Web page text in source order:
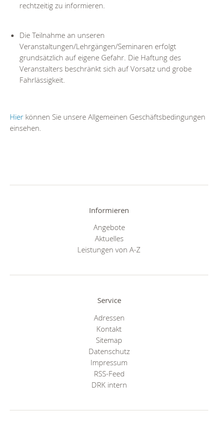
rechtzeitig zu informieren.
Die Teilnahme an unseren
Veranstaltungen/Lehrgängen/Seminaren erfolgt
grundsätzlich auf eigene Gefahr. Die Haftung des
Veranstalters beschränkt sich auf Vorsatz und grobe
Fahrlässigkeit.
Hier können Sie unsere Allgemeinen Geschäftsbedingungen
einsehen.
Informieren
Angebote
Aktuelles
Leistungen von A-Z
Service
Adressen
Kontakt
Sitemap
Datenschutz
Impressum
RSS-Feed
DRK intern